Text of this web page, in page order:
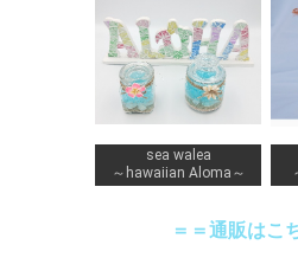
sea walea
～hawaiian Aloma～
＝＝通販はこ